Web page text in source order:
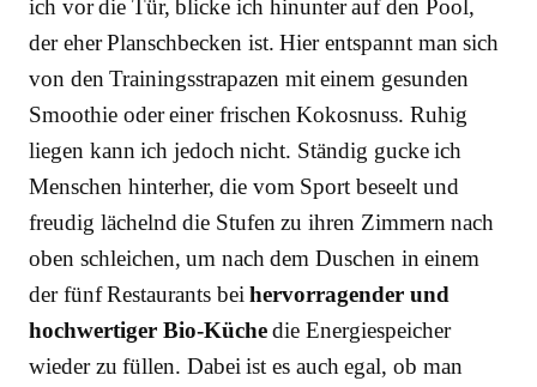
ich vor die Tür, blicke ich hinunter auf den Pool,
der eher Planschbecken ist. Hier entspannt man sich
von den Trainingsstrapazen mit einem gesunden
Smoothie oder einer frischen Kokosnuss. Ruhig
liegen kann ich jedoch nicht. Ständig gucke ich
Menschen hinterher, die vom Sport beseelt und
freudig lächelnd die Stufen zu ihren Zimmern nach
oben schleichen, um nach dem Duschen in einem
der fünf Restaurants bei hervorragender und
hochwertiger Bio-Küchedie Energiespeicher
wieder zu füllen. Dabei ist es auch egal, ob man